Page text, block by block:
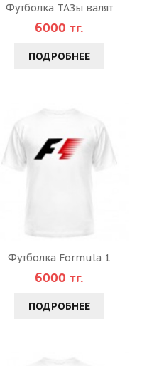
Футболка ТАЗы валят
6000 тг.
ПОДРОБНЕЕ
Футболка Formula 1
6000 тг.
ПОДРОБНЕЕ